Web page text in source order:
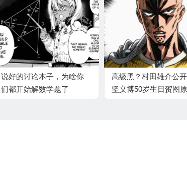
说好的讨论本子，为啥你
们都开始解数学题了
高级黑？村田雄介公
坚义博50岁生日贺图